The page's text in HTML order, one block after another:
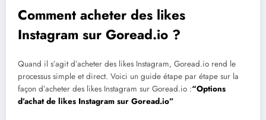
Comment acheter des likes
Instagram sur Goread.io ?
Quand il s’agit d’acheter des likes Instagram, Goread.io rend le
processus simple et direct. Voici un guide étape par étape sur la
façon d’acheter des likes Instagram sur Goread.io :“Options
d’achat de likes Instagram sur Goread.io”